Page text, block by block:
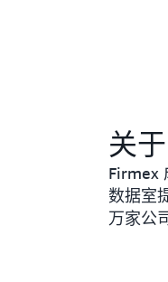
关
Firmex
数据室
万家公